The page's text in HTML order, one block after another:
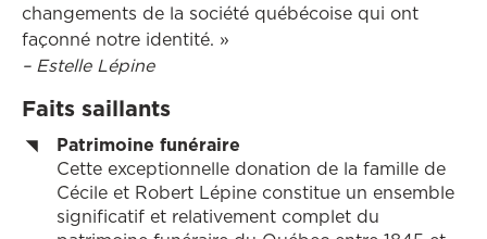
changements de la société québécoise qui ont
façonné notre identité. »
– Estelle Lépine
Faits saillants
Patrimoine funéraire
Cette exceptionnelle donation de la famille de
Cécile et Robert Lépine constitue un ensemble
significatif et relativement complet du